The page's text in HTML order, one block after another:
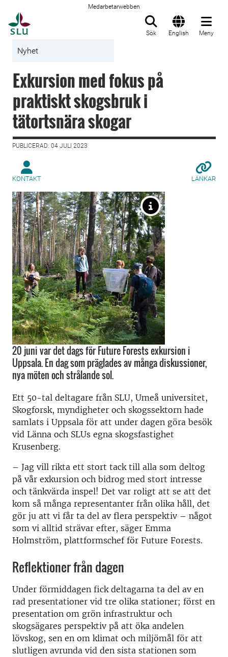
Medarbetarwebben
Sök English Meny
Nyhet
Exkursion med fokus på
praktiskt skogsbruk i
tätortsnära skogar
PUBLICERAD: 04 JULI 2023
KONTAKT LÄNKAR
20 juni var det dags för Future Forests exkursion i
Uppsala. En dag som präglades av många diskussioner,
nya möten och strålande sol.
Ett 50-tal deltagare från SLU, Umeå universitet,
Skogforsk, myndigheter och skogssektorn hade
samlats i Uppsala för att under dagen göra besök
vid Länna och SLUs egna skogsfastighet
Krusenberg.
– Jag vill rikta ett stort tack till alla som deltog
på vår exkursion och bidrog med stort intresse
och tänkvärda inspel! Det var roligt att se att det
kom så många representanter från olika håll, det
gör ju att vi får ta del av flera perspektiv – något
som vi alltid strävar efter, säger Emma
Holmström, plattformschef för Future Forests.
Reflektioner från dagen
Under förmiddagen fick deltagarna ta del av en
rad presentationer vid tre olika stationer; först en
presentation om grön infrastruktur och
skogsägares perspektiv på att öka andelen
lövskog, sen en om klimat och miljömål för att
slutligen avrunda vid den sista stationen som